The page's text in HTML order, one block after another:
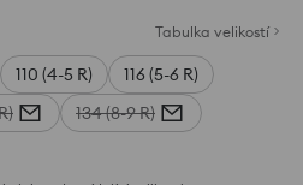
Tabulka velikostí
110 (4-5 R)
116 (5-6 R)
134 (8-9 R)